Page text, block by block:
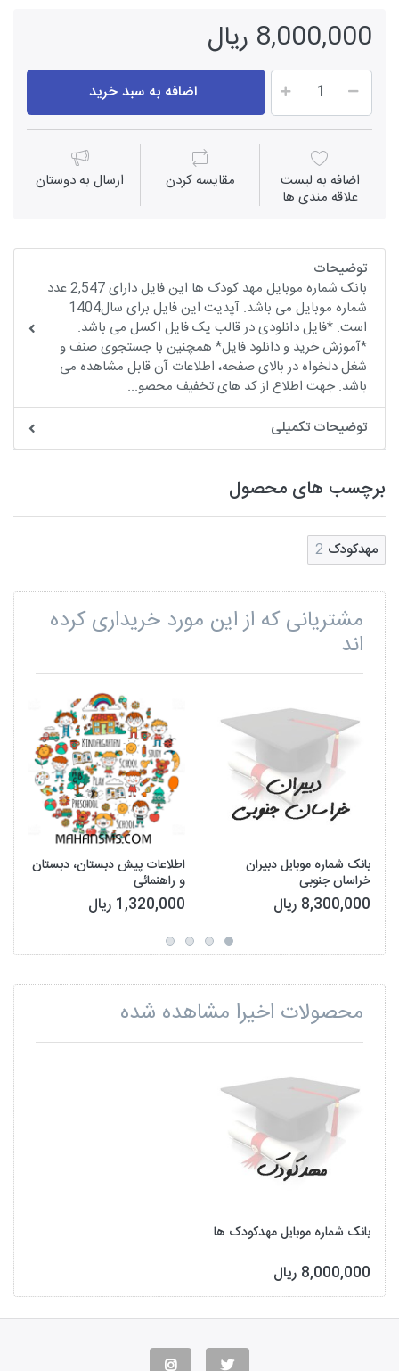
8,000,000 ریال
اضافه به سبد خرید
اضافه به لیست
علاقه مندی ها
مقايسه كردن ارسال به دوستان
توضیحات
بانک شماره موبایل مهد کودک ها این فایل دارای 2,547 عدد
شماره موبایل می باشد. آپدیت این فایل برای سال1404
است. *فایل دانلودی در قالب یک فایل اکسل می باشد.
*آموزش خرید و دانلود فایل* همچنین با جستجوی صنف و
شغل دلخواه در بالای صفحه، اطلاعات آن قابل مشاهده می
باشد. جهت اطلاع از کد های تخفیف محصو...
توضیحات تکمیلی
برچسب های محصول
مهدکودک 2
مشتریانی که از این مورد خریداری کرده
اند
بانک شماره موبایل دبیران
خراسان جنوبی
8,300,000 ریال
اطلاعات پیش دبستان، دبستان
و راهنمائی
1,320,000 ریال
محصولات اخیرا مشاهده شده
بانک شماره موبایل مهدکودک ها
8,000,000 ریال